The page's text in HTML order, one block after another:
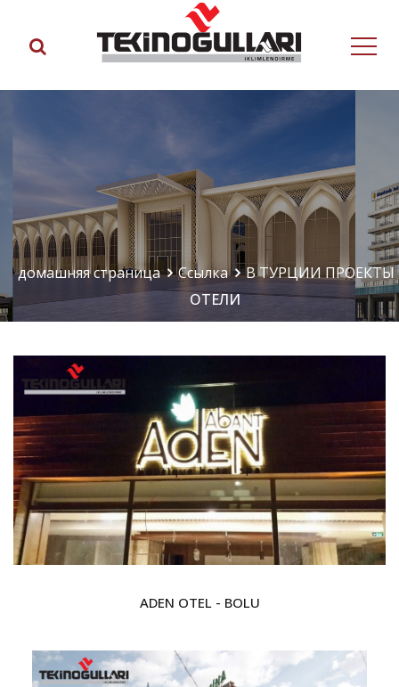
домашняя страница Ссылка
В ТУРЦИИ ПРОЕКТЫ
ОТЕЛИ
ADEN OTEL - BOLU